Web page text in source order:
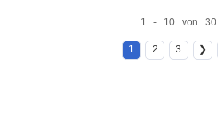
1 - 10 von 30
1 2 3 ❯